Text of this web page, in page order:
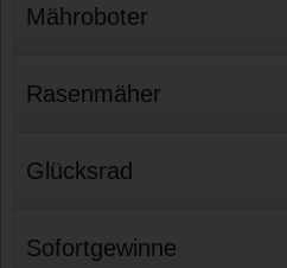
Mähroboter
Rasenmäher
Glücksrad
Sofortgewinne